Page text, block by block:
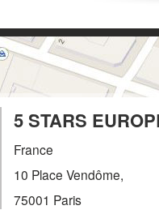
5 STARS
France
10 Place Vendôme,
75001 Paris